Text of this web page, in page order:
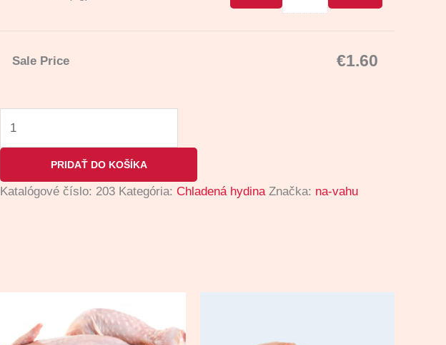
Sale Price €1.60
PRIDAŤ DO KOŠÍKA
Katalógové číslo: 203 Kategória: Chladená hydina Značka: na-vahu